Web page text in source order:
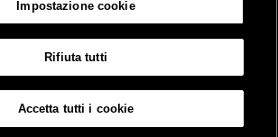
Viale Fratelli Rosselli, 80 - 50123 Firenze
Impostazione cookie
Rifiuta tutti
Accetta tutti i cookie